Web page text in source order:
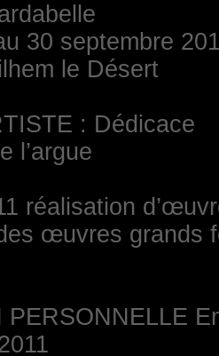
30 septembre
le Désert
: Dédicace
l’argue
réalisation
œuvres grands
PERSONNELLE